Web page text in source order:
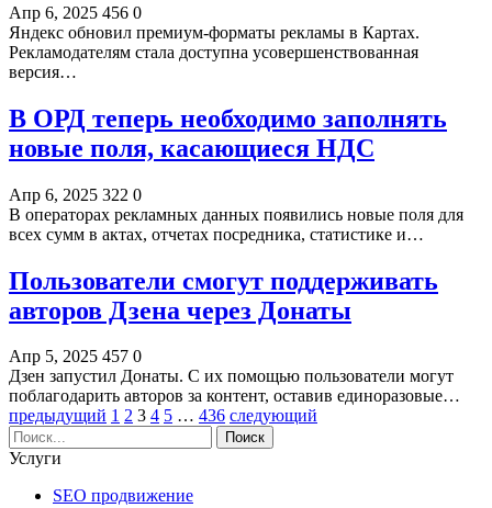
Апр 6, 2025 456 0
Яндекс обновил премиум-форматы рекламы в Картах.
Рекламодателям стала доступна усовершенствованная
версия…
В ОРД теперь необходимо заполнять
новые поля, касающиеся НДС
Апр 6, 2025 322 0
В операторах рекламных данных появились новые поля для
всех сумм в актах, отчетах посредника, статистике и…
Пользователи смогут поддерживать
авторов Дзена через Донаты
Апр 5, 2025 457 0
Дзен запустил Донаты. С их помощью пользователи могут
поблагодарить авторов за контент, оставив единоразовые…
предыдущий 1 2 3 4 5 … 436 следующий
Услуги
SEO продвижение